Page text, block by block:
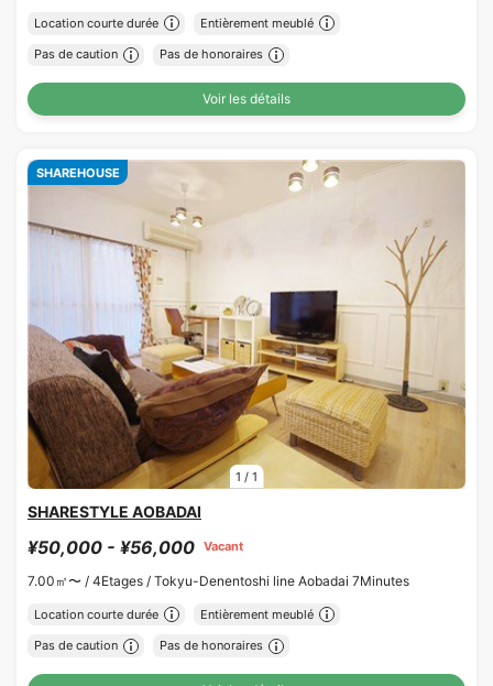
Location courte durée Entièrement meublé
Pas de caution Pas de honoraires
Voir les détails
1 / 1
SHAREHOUSE
SHARESTYLE AOBADAI
¥50,000 - ¥56,000 Vacant
7.00㎡〜 / 4Etages / Tokyu-Denentoshi line Aobadai 7Minutes
Location courte durée Entièrement meublé
Pas de caution Pas de honoraires